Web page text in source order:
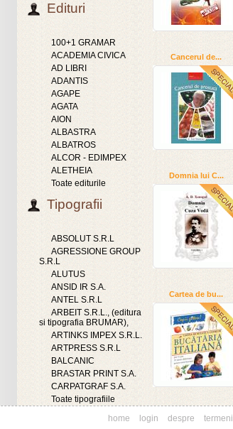
Edituri
100+1 GRAMAR
ACADEMIA CIVICA
AD LIBRI
ADANTIS
AGAPE
AGATA
AION
ALBASTRA
ALBATROS
ALCOR - EDIMPEX
ALETHEIA
Toate editurile
Tipografii
ABSOLUT S.R.L
AGRESSIONE GROUP
S.R.L
ALUTUS
ANSID IR S.A.
ANTEL S.R.L
ARBEIT S.R.L., (editura
si tipografia BRUMAR),
ARTINKS IMPEX S.R.L.
ARTPRESS S.R.L
BALCANIC
BRASTAR PRINT S.A.
CARPATGRAF S.A.
Toate tipografiile
Cancerul de...
Domnia lui C...
Cartea de bu...
home login despre termeni